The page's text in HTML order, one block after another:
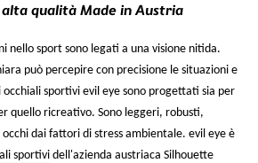
qualità Made in Austria
nello sport sono legati a una visione nitida.
può percepire con precisione le situazioni e
sportivi evil eye sono progettati sia per
quello ricreativo. Sono leggeri, robusti,
dai fattori di stress ambientale. evil eye è
sportividell'azienda austriaca Silhouette